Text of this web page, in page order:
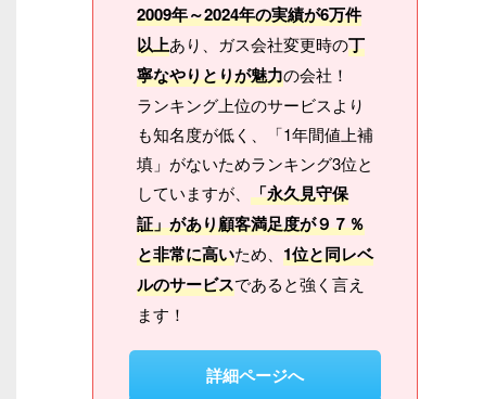
2009年～2024年の実績が6万件
以上あり、ガス会社変更時の丁
寧なやりとりが魅力の会社！
ランキング上位のサービスより
も知名度が低く、「1年間値上補
填」がないためランキング3位と
していますが、 「永久見守保
証」があり顧客満足度が９７％
と非常に高いため、 1位と同レベ
ルのサービスであると強く言え
ます！
詳細ページへ